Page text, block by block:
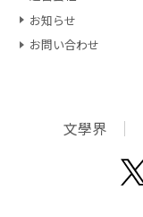
お知らせ
お問い合わせ
文學界